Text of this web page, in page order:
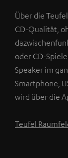
Über die
CD-Qualität,
oder CD-
Speaker im
Smartphone,
wird über die
Teufel